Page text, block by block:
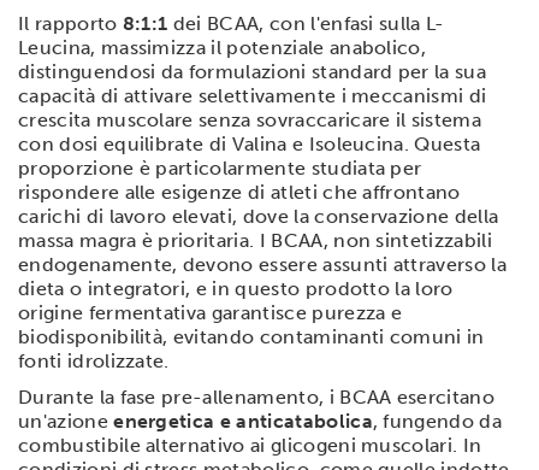
Il rapporto 8:1:1 dei BCAA, con l'enfasi sulla L-
Leucina, massimizza il potenziale anabolico,
distinguendosi da formulazioni standard per la sua
capacità di attivare selettivamente i meccanismi di
crescita muscolare senza sovraccaricare il sistema
con dosi equilibrate di Valina e Isoleucina. Questa
proporzione è particolarmente studiata per
rispondere alle esigenze di atleti che affrontano
carichi di lavoro elevati, dove la conservazione della
massa magra è prioritaria. I BCAA, non sintetizzabili
endogenamente, devono essere assunti attraverso la
dieta o integratori, e in questo prodotto la loro
origine fermentativa garantisce purezza e
biodisponibilità, evitando contaminanti comuni in
fonti idrolizzate.
Durante la fase pre-allenamento, i BCAA esercitano
un'azioneenergetica e anticatabolica, fungendo da
combustibile alternativo ai glicogeni muscolari. In